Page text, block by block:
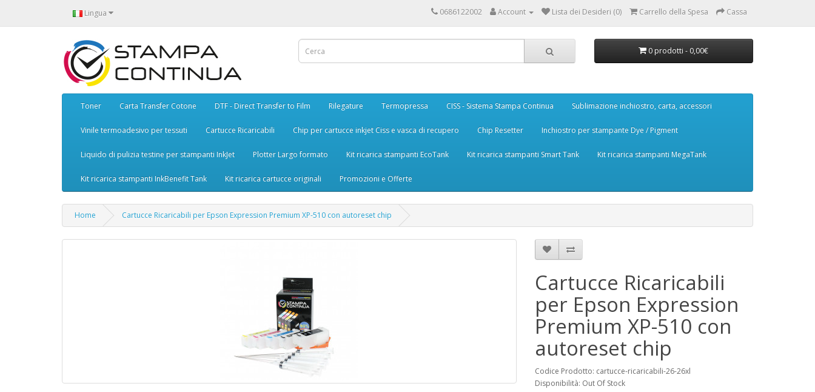
Lingua 0686122002 Account Lista dei Desideri (0) Carrello della Spesa Cassa
0 prodotti - 0,00€
Toner Carta Transfer Cotone DTF - Direct Transfer to Film Rilegature Termopressa CISS - Sistema Stampa Continua Sublimazione inchiostro, carta, accessori
Vinile termoadesivo per tessuti Cartucce Ricaricabili Chip per cartucce inkjet Ciss e vasca di recupero Chip Resetter Inchiostro per stampante Dye / Pigment
Liquido di pulizia testine per stampanti InkJet Plotter Largo formato Kit ricarica stampanti EcoTank Kit ricarica stampanti Smart Tank Kit ricarica stampanti MegaTank
Kit ricarica stampanti InkBenefit Tank Kit ricarica cartucce originali Promozioni e Offerte
Home Cartucce Ricaricabili per Epson Expression Premium XP-510 con autoreset chip
Cartucce Ricaricabili
per Epson Expression
Premium XP-510 con
autoreset chip
Codice Prodotto: cartucce-ricaricabili-26-26xl
Disponibilità: Out Of Stock